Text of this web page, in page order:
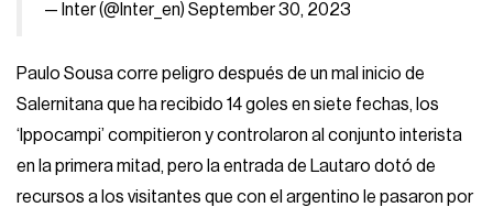
— Inter (@Inter_en)September 30, 2023
Paulo Sousa corre peligro después de un mal inicio de
Salernitana que ha recibido 14 goles en siete fechas, los
‘Ippocampi’ compitieron y controlaron al conjunto interista
en la primera mitad, pero la entrada de Lautaro dotó de
recursos a los visitantes que con el argentino le pasaron por